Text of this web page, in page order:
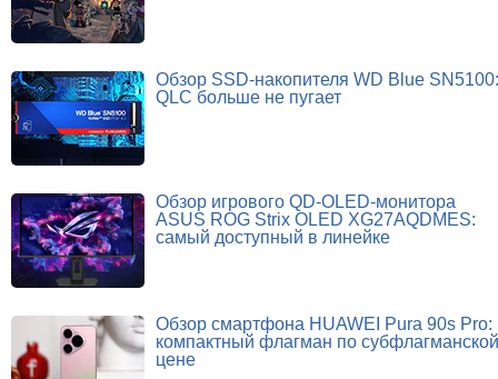
Обзор SSD-накопителя WD Blue SN5100:
QLC больше не пугает
Обзор игрового QD-OLED-монитора
ASUS ROG Strix OLED XG27AQDMES:
самый доступный в линейке
Обзор смартфона HUAWEI Pura 90s Pro:
компактный флагман по субфлагманской
цене